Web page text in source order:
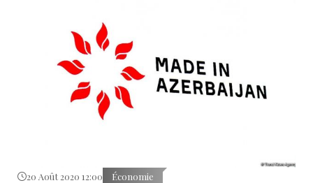
20 Août 2020 12:00 Économie